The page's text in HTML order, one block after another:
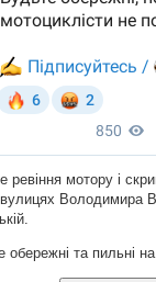
ревіння мотору і
Володимира
обережні та пильні